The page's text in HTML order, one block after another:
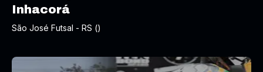
Inhacorá
São José Futsal - RS ()